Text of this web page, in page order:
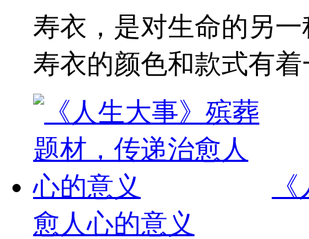
寿衣，是对生命的另
寿衣的颜色和款式有
愈人心的意义